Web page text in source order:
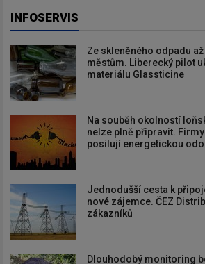
INFOSERVIS
Ze skleněného odpadu
městům. Liberecký pilot
materiálu Glassticine
Na souběh okolností
nelze plně připravit.
posilují energetickou
Jednodušší cesta k
nové zájemce. ČEZ
zákazníků
Dlouhodobý monitoring